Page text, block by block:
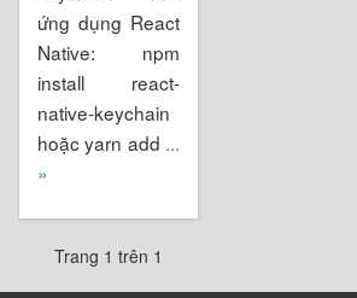
ứng dụng React
Native: npm
install react-
native-keychain
hoặc yarn add ...
»
Trang 1 trên 1